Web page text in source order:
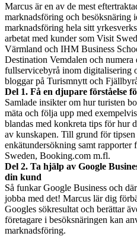
Marcus är en av de mest
marknadsföring och besöksnäring
marknadsföring hela sitt
arbetat med kunder som Visit
Värmland och IHM Business
Destination Vemdalen och
fullservicebyrå inom digitalisering
bloggar på Turismnytt och
Del 1. Få en djupare förståelse
Samlade insikter om hur turisten
mäta och följa upp med
blandas med konkreta tips för hur
av kunskapen. Till grund för
enkätundersökning samt
Sweden, Booking.com m.fl.
Del 2. Ta hjälp av Google
din kund
Så funkar Google Business och
jobba med det! Marcus lär dig
Googles sökresultat och berättar
företagare i besöksnäringen kan
marknadsföring.